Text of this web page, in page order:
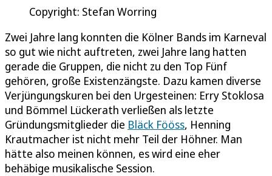
Copyright: Stefan Worring
Zwei Jahre lang konnten die Kölner Bands im Karneval
so gut wie nicht auftreten, zwei Jahre lang hatten
gerade die Gruppen, die nicht zu den Top Fünf
gehören, große Existenzängste. Dazu kamen diverse
Verjüngungskuren bei den Urgesteinen: Erry Stoklosa
und Bömmel Lückerath verließen als letzte
Gründungsmitglieder die Bläck Fööss, Henning
Krautmacher ist nicht mehr Teil der Höhner. Man
hätte also meinen können, es wird eine eher
behäbige musikalische Session.